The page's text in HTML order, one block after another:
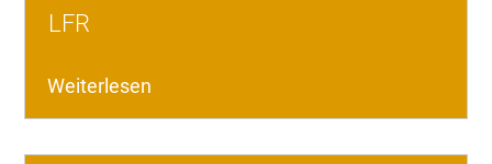
LFR
Weiterlesen